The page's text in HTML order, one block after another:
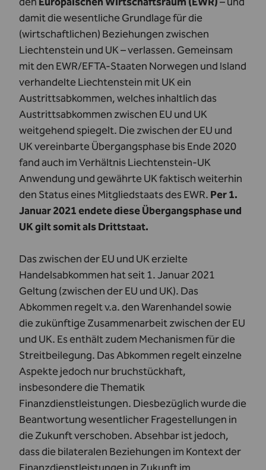
damit die wesentliche Grundlage für die
(wirtschaftlichen) Beziehungen zwischen
Liechtenstein und UK – verlassen. Gemeinsam
mit den EWR/EFTA-Staaten Norwegen und Island
verhandelte Liechtenstein mit UK ein
Austrittsabkommen, welches inhaltlich das
Austrittsabkommen zwischen EU und UK
weitgehend spiegelt. Die zwischen der EU und
UK vereinbarte Übergangsphase bis Ende 2020
fand auch im Verhältnis Liechtenstein-UK
Anwendung und gewährte UK faktisch weiterhin
den Status eines Mitgliedstaats des EWR. Per 1.
Januar 2021 endete diese Übergangsphase und
UK gilt somit als Drittstaat.
Das zwischen der EU und UK erzielte
Handelsabkommen hat seit 1. Januar 2021
Geltung (zwischen der EU und UK). Das
Abkommen regelt v.a. den Warenhandel sowie
die zukünftige Zusammenarbeit zwischen der EU
und UK. Es enthält zudem Mechanismen für die
Streitbeilegung. Das Abkommen regelt einzelne
Aspekte jedoch nur bruchstückhaft,
insbesondere die Thematik
Finanzdienstleistungen. Diesbezüglich wurde die
Beantwortung wesentlicher Fragestellungen in
die Zukunft verschoben. Absehbar ist jedoch,
dass die bilateralen Beziehungen im Kontext der